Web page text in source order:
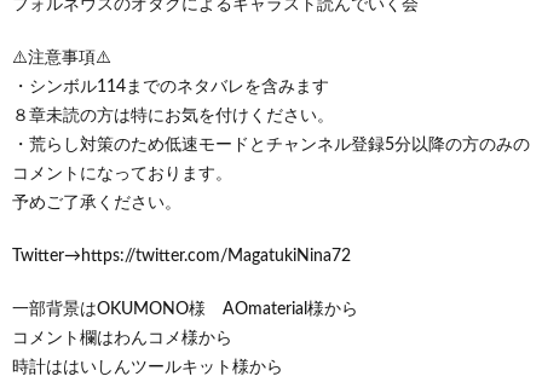
フォルネウスのオタクによるキャラスト読んでいく会
⚠️注意事項⚠️
・シンボル114までのネタバレを含みます
８章未読の方は特にお気を付けください。
・荒らし対策のため低速モードとチャンネル登録5分以降の方のみの
コメントになっております。
予めご了承ください。
Twitter→https://twitter.com/MagatukiNina72
一部背景はOKUMONO様 AOmaterial様から
コメント欄はわんコメ様から
時計ははいしんツールキット様から